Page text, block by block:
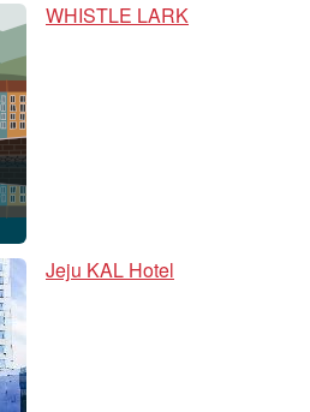
WHISTLE LARK
Jeju KAL Hotel